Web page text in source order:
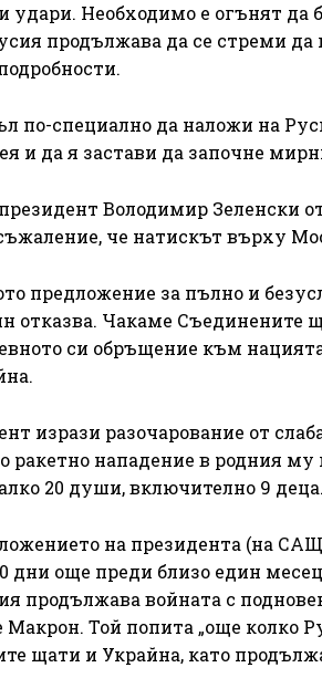
удари. Необходимо е огънят
продължава да се стреми да
по-специално да наложи на
и да я застави да започне
Володимир Зеленски
че натискът върху
предложение за пълно и
Чакаме Съединените
си обръщение към
изрази разочарование от
ракетно нападение в родния
20 души, включително 9 деца.
на президента (на
дни още преди близо един
продължава войната с
Той попита „още колко
щати и Украйна, като